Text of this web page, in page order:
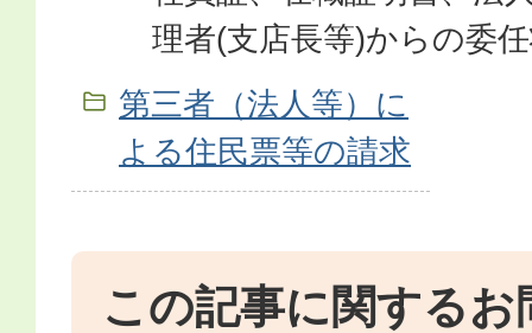
理者(支店長等)からの委
第三者（法人等）に
よる住民票等の請求
この記事に関するお